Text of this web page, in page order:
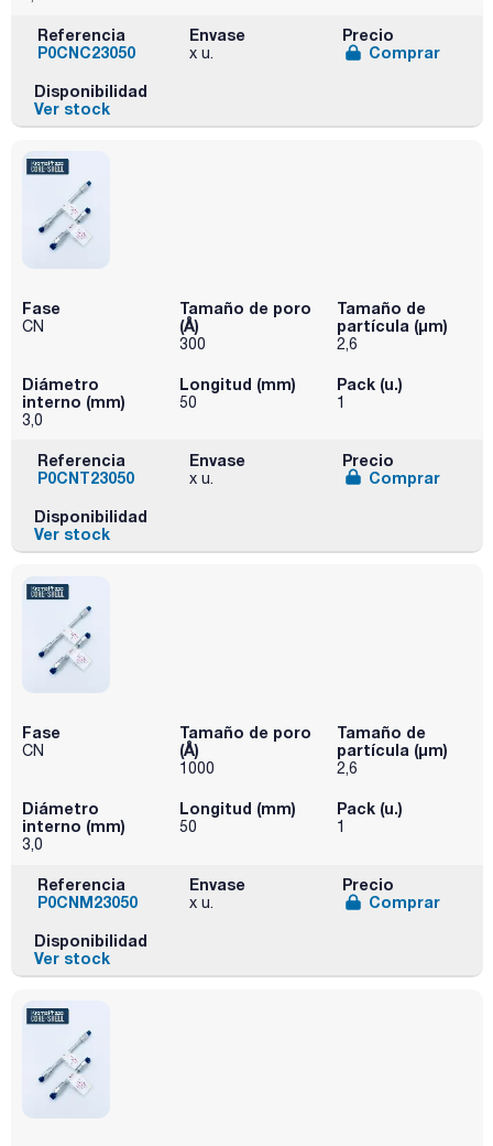
Referencia
P0CNC23050
Envase
x u.
Precio
Comprar
Disponibilidad
Ver stock
Fase
CN
Tamaño de poro
(Å)
300
Tamaño de
partícula (μm)
2,6
Diámetro
interno (mm)
3,0
Longitud (mm)
50
Pack (u.)
1
Referencia
P0CNT23050
Envase
x u.
Precio
Comprar
Disponibilidad
Ver stock
Fase
CN
Tamaño de poro
(Å)
1000
Tamaño de
partícula (μm)
2,6
Diámetro
interno (mm)
3,0
Longitud (mm)
50
Pack (u.)
1
Referencia
P0CNM23050
Envase
x u.
Precio
Comprar
Disponibilidad
Ver stock